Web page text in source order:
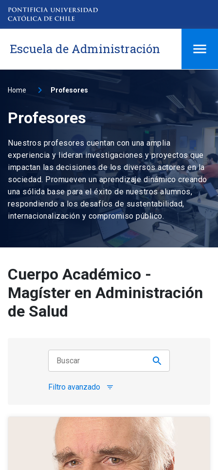
Escuela de Administración
Home Profesores
Profesores
Nuestros profesores cuentan con una amplia
experiencia y lideran investigaciones y proyectos que
impactan las decisiones de los diversos actores en la
sociedad. Promueven un aprendizaje dinámico creando
una sólida base para el éxito de nuestros alumnos,
respondiendo a los desafíos de sustentabilidad,
internacionalización y compromiso público.
Cuerpo Académico -
Magíster en Administración
de Salud
Filtro avanzado filter_list